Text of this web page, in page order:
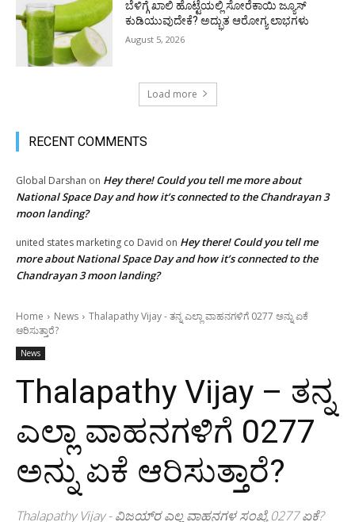
ಬೆಳಿಗ್ಗೆ ಖಾಲಿ ಹೊಟ್ಟೆಯಲ್ಲಿ ಸೋರೆಕಾಯಿ ಜ್ಯೂಸ್
ಕುಡಿಯುವುದೇಕೆ? ಅದ್ಭುತ ಆರೋಗ್ಯ ಲಾಭಗಳು
August 5, 2026
Load more
RECENT COMMENTS
Global Darshan on Hey there! Could you tell me more about
National Space Day and how it’s connected to the Chandrayan 3
moon landing?
united states marketing co David on Hey there! Could you tell me
more about National Space Day and how it’s connected to the
Chandrayan 3 moon landing?